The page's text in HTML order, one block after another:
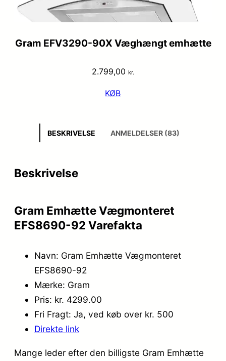
Gram EFV3290-90X Væghængt emhætte
2.799,00 kr.
KØB
BESKRIVELSE ANMELDELSER (83)
Beskrivelse
Gram Emhætte Vægmonteret
EFS8690-92 Varefakta
Navn: Gram Emhætte Vægmonteret
EFS8690-92
Mærke: Gram
Pris: kr. 4299.00
Fri Fragt: Ja, ved køb over kr. 500
Direkte link
Mange leder efter den billigste Gram Emhætte